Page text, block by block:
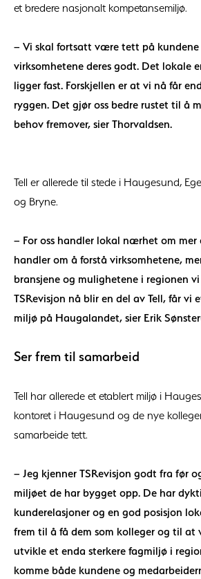
et bredere nasjonalt kompetansemiljø.
– Vi skal fortsatt være tett på kundene
virksomhetene deres godt. Det lokale
ligger fast. Forskjellen er at vi nå får
ryggen. Det gjør oss bedre rustet til å
behov fremover, sier Thorvaldsen.
Tell er allerede til stede i Haugesund,
og Bryne.
– For oss handler lokal nærhet om mer
handler om å forstå virksomhetene,
bransjene og mulighetene i regionen
TSRevisjon nå blir en del av Tell, får vi
miljø på Haugalandet, sier Erik
Ser frem til samarbeid
Tell har allerede et etablert miljø i
kontoret i Haugesund og de nye
samarbeide tett.
– Jeg kjenner TSRevisjon godt fra før
miljøet de har bygget opp. De har
kunderelasjoner og en god posisjon
frem til å få dem som kolleger og til at
utvikle et enda sterkere fagmiljø i
komme både kundene og